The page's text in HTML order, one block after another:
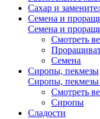
Сахар и
Семена и
Семена и
Смотреть
Семена
Сиропы, пекмезы
Сиропы, пекмезы
Смотреть
Сиропы
Сладости